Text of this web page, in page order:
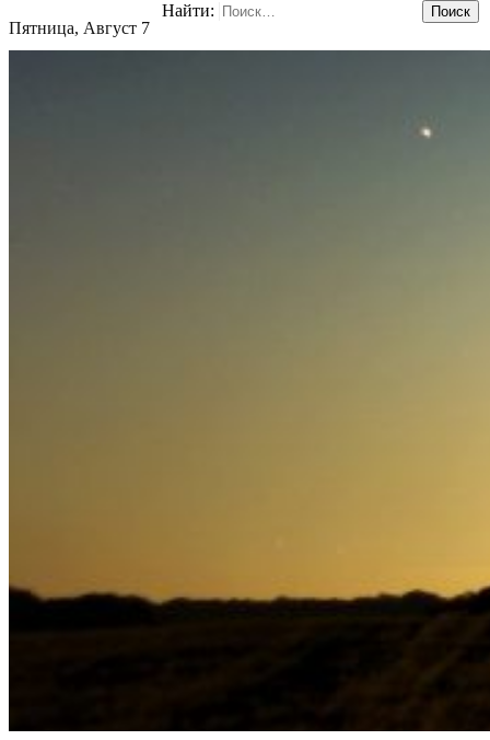
Пятница, Август 7
Найти: